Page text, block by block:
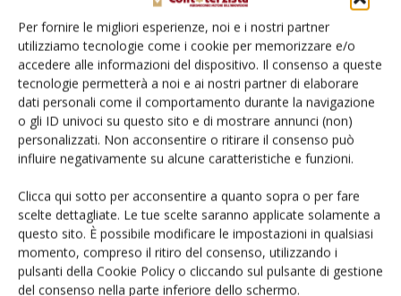
Per fornire le migliori esperienze, noi e i nostri partner
utilizziamo tecnologie come i cookie per memorizzare e/o
accedere alle informazioni del dispositivo. Il consenso a queste
tecnologie permetterà a noi e ai nostri partner di elaborare
dati personali come il comportamento durante la navigazione
o gli ID univoci su questo sito e di mostrare annunci (non)
personalizzati. Non acconsentire o ritirare il consenso può
influire negativamente su alcune caratteristiche e funzioni.
Clicca qui sotto per acconsentire a quanto sopra o per fare
scelte dettagliate. Le tue scelte saranno applicate solamente a
questo sito. È possibile modificare le impostazioni in qualsiasi
momento, compreso il ritiro del consenso, utilizzando i
pulsanti della Cookie Policy o cliccando sul pulsante di gestione
del consenso nella parte inferiore dello schermo.
I fratelli Gualandi, precursori del precision
farming